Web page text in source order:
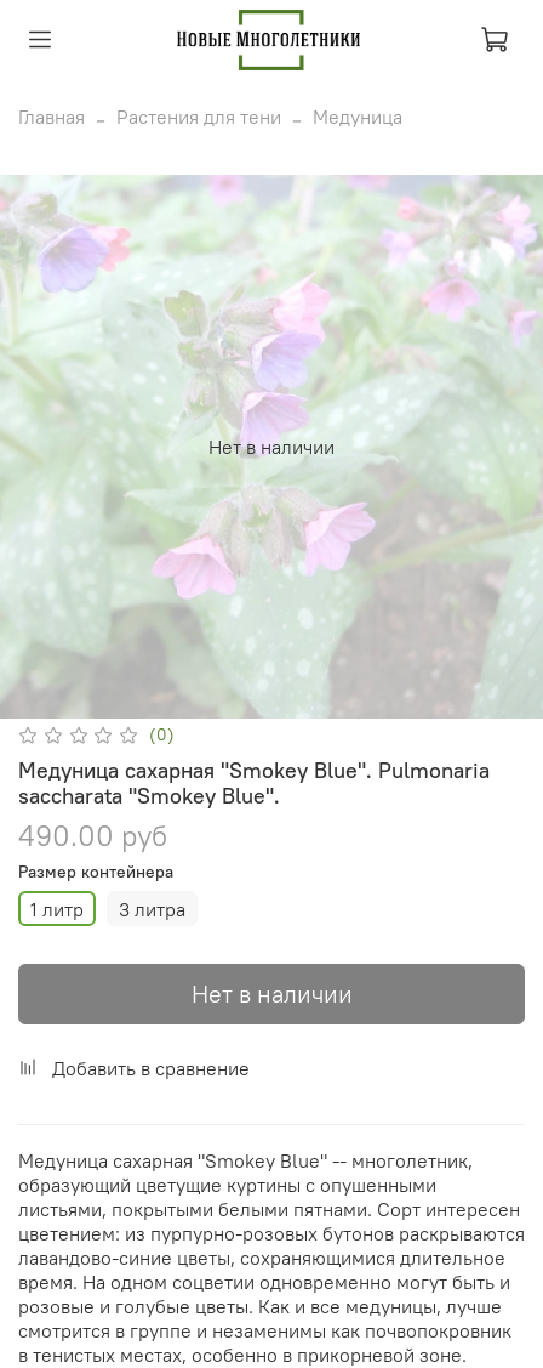
Главная Растения для тени Медуница
Нет в наличии
(0)
Медуница сахарная "Smokey Blue". Pulmonaria
saccharata "Smokey Blue".
490.00 руб
Размер контейнера
1 литр 3 литра
Нет в наличии
Добавить в сравнение
Медуница сахарная "Smokey Blue" -- многолетник,
образующий цветущие куртины с опушенными
листьями, покрытыми белыми пятнами. Сорт интересен
цветением: из пурпурно-розовых бутонов раскрываются
лавандово-синие цветы, сохраняющимися длительное
время. На одном соцветии одновременно могут быть и
розовые и голубые цветы. Как и все медуницы, лучше
смотрится в группе и незаменимы как почвопокровник
в тенистых местах, особенно в прикорневой зоне.